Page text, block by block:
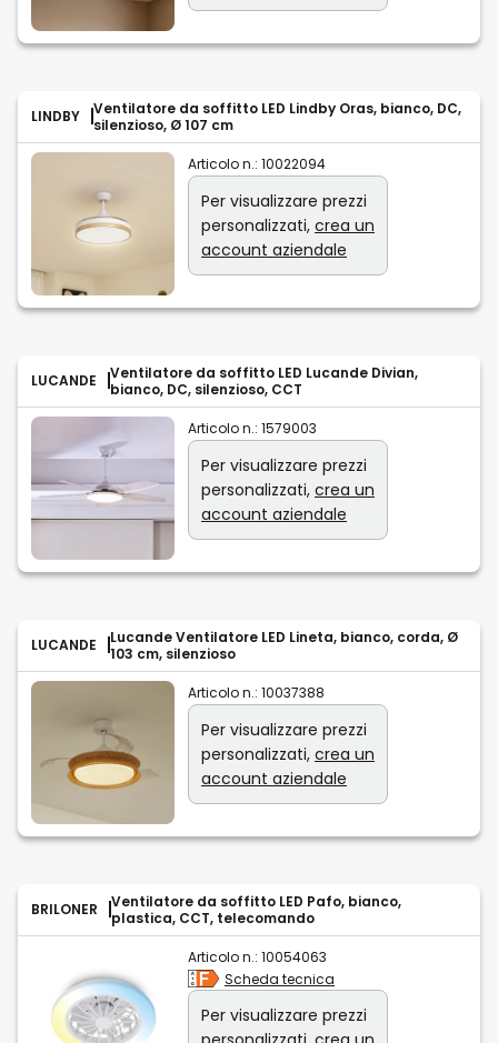
LINDBY
Ventilatore da soffitto LED Lindby Oras, bianco, DC,
silenzioso, Ø 107 cm
Articolo n.: 10022094
Per visualizzare prezzi
personalizzati, crea un
account aziendale
LUCANDE
Ventilatore da soffitto LED Lucande Divian,
bianco, DC, silenzioso, CCT
Articolo n.: 1579003
Per visualizzare prezzi
personalizzati, crea un
account aziendale
LUCANDE
Lucande Ventilatore LED Lineta, bianco, corda, Ø
103 cm, silenzioso
Articolo n.: 10037388
Per visualizzare prezzi
personalizzati, crea un
account aziendale
BRILONER
Ventilatore da soffitto LED Pafo, bianco,
plastica, CCT, telecomando
Articolo n.: 10054063
Scheda tecnica
Per visualizzare prezzi